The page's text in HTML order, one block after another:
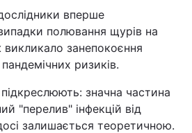
вперше
полювання щурів на
занепокоєння
ризиків.
значна частина
"перелив" інфекцій від
залишається теоретичною.